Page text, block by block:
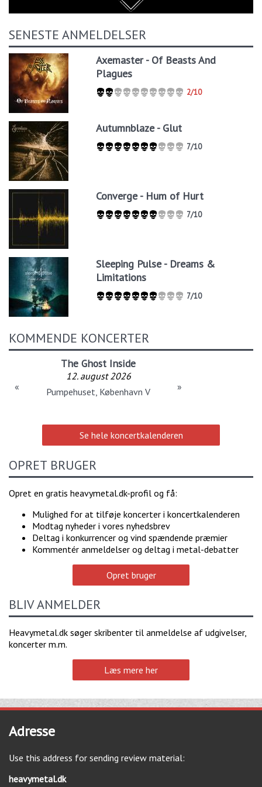
SENESTE ANMELDELSER
Axemaster - Of Beasts And
Plagues
2/10
Autumnblaze - Glut
7/10
Converge - Hum of Hurt
7/10
Sleeping Pulse - Dreams &
Limitations
7/10
KOMMENDE KONCERTER
The Ghost Inside
12. august 2026
Pumpehuset, København V
« »
Se hele koncertkalenderen
OPRET BRUGER
Opret en gratis heavymetal.dk-profil og få:
Mulighed for at tilføje koncerter i koncertkalenderen
Modtag nyheder i vores nyhedsbrev
Deltag i konkurrencer og vind spændende præmier
Kommentér anmeldelser og deltag i metal-debatter
Opret bruger
BLIV ANMELDER
Heavymetal.dk søger skribenter til anmeldelse af udgivelser,
koncerter m.m.
Læs mere her
Adresse
Use this address for sending review material:
heavymetal.dk